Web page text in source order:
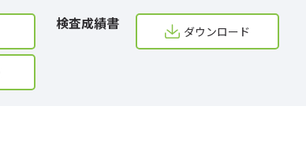
検査成績書 ダウンロード